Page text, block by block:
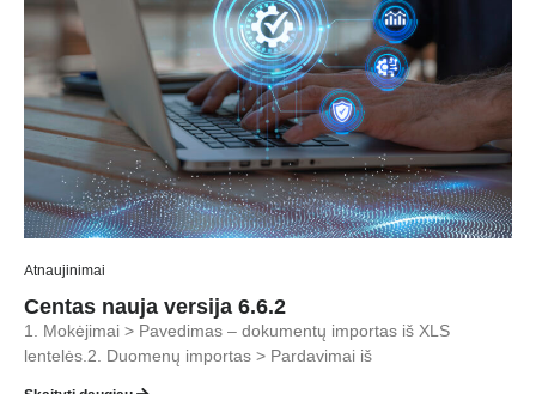
Atnaujinimai
Centas nauja versija 6.6.2
1. Mokėjimai > Pavedimas – dokumentų importas iš XLS
lentelės.2. Duomenų importas > Pardavimai iš